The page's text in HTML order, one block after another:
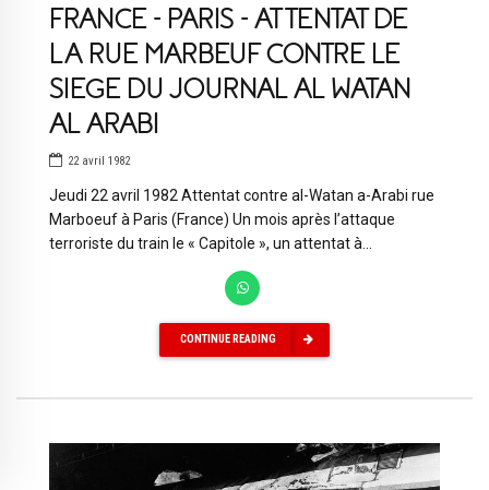
FRANCE – PARIS – ATTENTAT DE
LA RUE MARBEUF CONTRE LE
SIEGE DU JOURNAL AL WATAN
AL ARABI
22 avril 1982
Jeudi 22 avril 1982 Attentat contre al-Watan a-Arabi rue
Marboeuf à Paris (France) Un mois après l’attaque
terroriste du train le « Capitole », un attentat à...
CONTINUE READING